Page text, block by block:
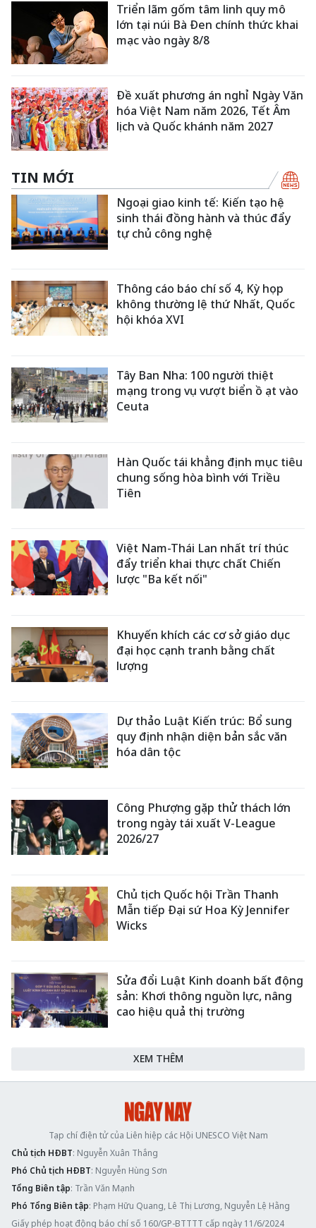
Triển lãm gốm tâm linh quy mô
lớn tại núi Bà Đen chính thức khai
mạc vào ngày 8/8
Đề xuất phương án nghỉ Ngày Văn
hóa Việt Nam năm 2026, Tết Âm
lịch và Quốc khánh năm 2027
TIN MỚI
Ngoại giao kinh tế: Kiến tạo hệ
sinh thái đồng hành và thúc đẩy
tự chủ công nghệ
Thông cáo báo chí số 4, Kỳ họp
không thường lệ thứ Nhất, Quốc
hội khóa XVI
Tây Ban Nha: 100 người thiệt
mạng trong vụ vượt biển ồ ạt vào
Ceuta
Hàn Quốc tái khẳng định mục tiêu
chung sống hòa bình với Triều
Tiên
Việt Nam-Thái Lan nhất trí thúc
đẩy triển khai thực chất Chiến
lược "Ba kết nối"
Khuyến khích các cơ sở giáo dục
đại học cạnh tranh bằng chất
lượng
Dự thảo Luật Kiến trúc: Bổ sung
quy định nhận diện bản sắc văn
hóa dân tộc
Công Phượng gặp thử thách lớn
trong ngày tái xuất V-League
2026/27
Chủ tịch Quốc hội Trần Thanh
Mẫn tiếp Đại sứ Hoa Kỳ Jennifer
Wicks
Sửa đổi Luật Kinh doanh bất động
sản: Khơi thông nguồn lực, nâng
cao hiệu quả thị trường
XEM THÊM
Tạp chí điện tử của Liên hiệp các Hội UNESCO Việt Nam
Chủ tịch HĐBT: Nguyễn Xuân Thắng
Phó Chủ tịch HĐBT: Nguyễn Hùng Sơn
Tổng Biên tập: Trần Văn Mạnh
Phó Tổng Biên tập: Phạm Hữu Quang, Lê Thị Lương, Nguyễn Lệ Hằng
Giấy phép hoạt động báo chí số 160/GP-BTTTT cấp ngày 11/6/2024